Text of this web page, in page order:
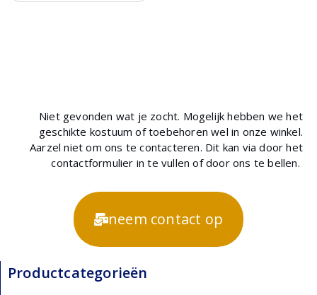
Niet gevonden wat je zocht. Mogelijk hebben we het
geschikte kostuum of toebehoren wel in onze winkel.
Aarzel niet om ons te contacteren. Dit kan via door het
contactformulier in te vullen of door ons te bellen.
neem contact op
Productcategorieën